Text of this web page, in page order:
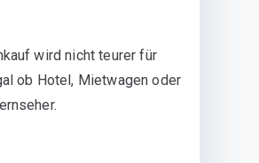
wird nicht teurer für
ob Hotel, Mietwagen oder